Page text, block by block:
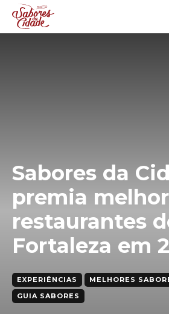
Sabores da
premia
restaurantes
Fortaleza em
EXPERIÊNCIAS
MELHORES
GUIA SABORES